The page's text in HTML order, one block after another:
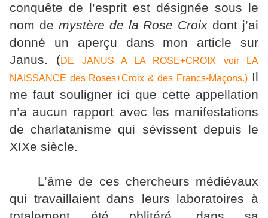
conquête de l’esprit est désignée sous le
nom de mystère de la Rose Croix dont j’ai
donné un aperçu dans mon article sur
Janus. (DE JANUS A LA ROSE+CROIX voir
LA
NAISSANCE des Roses+Croix & des Francs-Maçons.)Il
me faut souligner ici que cette appellation
n’a aucun rapport avec les manifestations
de charlatanisme qui sévissent depuis le
XIXe siècle.
L’âme de ces chercheurs médiévaux
qui travaillaient dans leurs laboratoires à